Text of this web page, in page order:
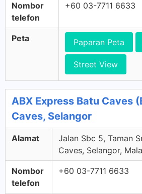
Nombor
telefon
+60 03-7711 6633
Peta Paparan Peta
Street View
ABX Express Batu Caves
Caves, Selangor
Alamat
Jalan Sbc 5, Taman
Caves, Selangor,
Nombor
telefon
+60 03-7711 6633